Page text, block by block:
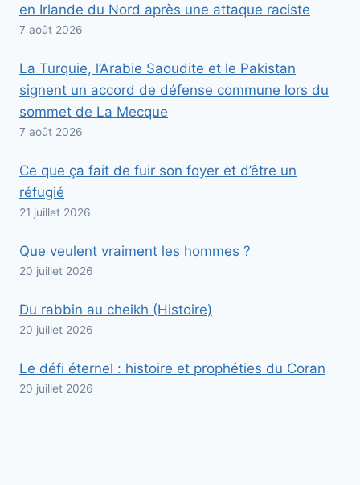
en Irlande du Nord après une attaque raciste
7 août 2026
La Turquie, l’Arabie Saoudite et le Pakistan
signent un accord de défense commune lors du
sommet de La Mecque
7 août 2026
Ce que ça fait de fuir son foyer et d’être un
réfugié
21 juillet 2026
Que veulent vraiment les hommes ?
20 juillet 2026
Du rabbin au cheikh (Histoire)
20 juillet 2026
Le défi éternel : histoire et prophéties du Coran
20 juillet 2026